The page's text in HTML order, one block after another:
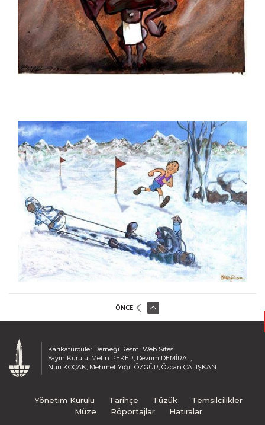
Mehmet Şenocak
Mehmet Tevlim
Mehmet Zeber
Menekşe Çam
Mete Arif Tokmak
Muammer Bilen
Muammer Kotbaş
Muammer Olcay
Muhittin Köroğlu
Murat Özmenek
Murat Sayın
Murteza Albayrak
Musa Gümüş
Musa Keklik
Mustafa Bora
Mustafa Uykusuz
Mustafa Yıldız
Necati Derya
Nuhsal Işın
Oğuz Demir
Oğuzhan Kayan
ÖNCE
Karikatürcüler Derneği Resmi Web Sitesi
Yayın Kurulu: Metin PEKER, Devrim DEMİRAL,
Nuri KOÇAK, Mehmet Yiğit ÖZGÜR, Özcan ÇALIŞKAN
Yönetim Kurulu Tarihçe Tüzük
Temsilcilikler
Müze
Röportajlar Hatıralar